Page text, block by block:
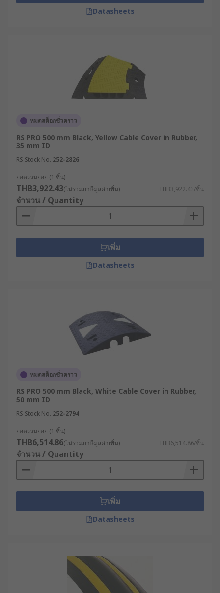
Cable Cover Strip) ที่ทนต่อแรงกระแทกได้ดี และราง
เหล็กเก็บสายไฟที่เน้นโครงสร้างแข็งแกร่งเป็นพิเศษ มัก
รางเก็บสายไฟสำหรับงานทั่วไป
(Standard Duty Cable Protection)
เซิร์ฟเวอร์ หรือพื้นที่ที่มีสายไฟจำนวนมากแต่ไม่มีการ
สายไฟแบบ PVC ซึ่งมีน้ำหนักเบา ตัดต่อได้ง่าย และมี
ดีไซน์แบบ Snap-fit ที่ประกบเข้าหากันได้ทันที
รางเก็บสายไฟแบ่งตามรูปแบบการ
ติดตั้ง
รางเก็บสายไฟติดผนัง (Cable Cover Strip) : เน้น
การเดินสายไฟแนวดิ่งหรือแนวนอนตามแนว
กำแพง ช่วยให้ห้องดูสะอาดตา
รางเก็บสายไฟติดพื้น (Floor Cable
Management) : รางเก็บสายไฟพื้นเป็นรูปแบบที่
คู่มือการเลือกซื้อรางเก็บสาย
ไฟให้ตอบโจทย์การใช้งาน
เพื่อให้การบริหารจัดการสายไฟในพื้นที่การปฏิบัติงาน
เกิดประสิทธิภาพสูงสุด ฝ่ายจัดซื้อควรพิจารณาปัจจัย
เหล่านี้ก่อนตัดสินใจเลือกสินค้า Cable Cover
สถานที่ติดตั้งและสภาพแวดล้อม : หากเป็นการใช้
งานกลางแจ้ง ลานจอดรถ หรือคลังสินค้า ควร
เลือกแบบ Heavy Duty หรือ Rubber Cable
Cover แต่หากใช้งานในออฟฟิศทั่วไป การใช้ราง
เก็บสายไฟแบบ PVC หรือ รางเก็บสายไฟติดผนังก็
เพียงพอแล้ว
ปริมาณและขนาดของสายไฟ : ควรคำนวณ
จำนวนเส้นและขนาดเส้นผ่านศูนย์กลางของสาย
ไฟทั้งหมดรวมกัน และเลือกรางที่มีช่องว่าง
(Channel Capacity) ภายในเพียงพอ โดยไม่
บีบรัดสายไฟจนเกินไป
เข็น รถฟอร์กลิฟต์ขับผ่าน เพื่อเลือกวัสดุที่ทนทาน
ต่อแรงกดทับได้อย่างเหมาะสม เช่น รางเหล็กเก็บ
Datasheets
หมดสต็อกชั่วคราว
RS PRO 500 mm Black, Yellow Cable Cover in Rubber,
35 mm ID
RS Stock No. 252-2826
ยอดรวมย่อย (1 ชิ้น)
THB3,922.43(ไม่รวมภาษีมูลค่าเพิ่ม) THB3,922.43/ชิ้น
จำนวน / Quantity
เพิ่ม
Datasheets
หมดสต็อกชั่วคราว
RS PRO 500 mm Black, White Cable Cover in Rubber,
50 mm ID
RS Stock No. 252-2794
ยอดรวมย่อย (1 ชิ้น)
THB6,514.86(ไม่รวมภาษีมูลค่าเพิ่ม) THB6,514.86/ชิ้น
จำนวน / Quantity
เพิ่ม
Datasheets